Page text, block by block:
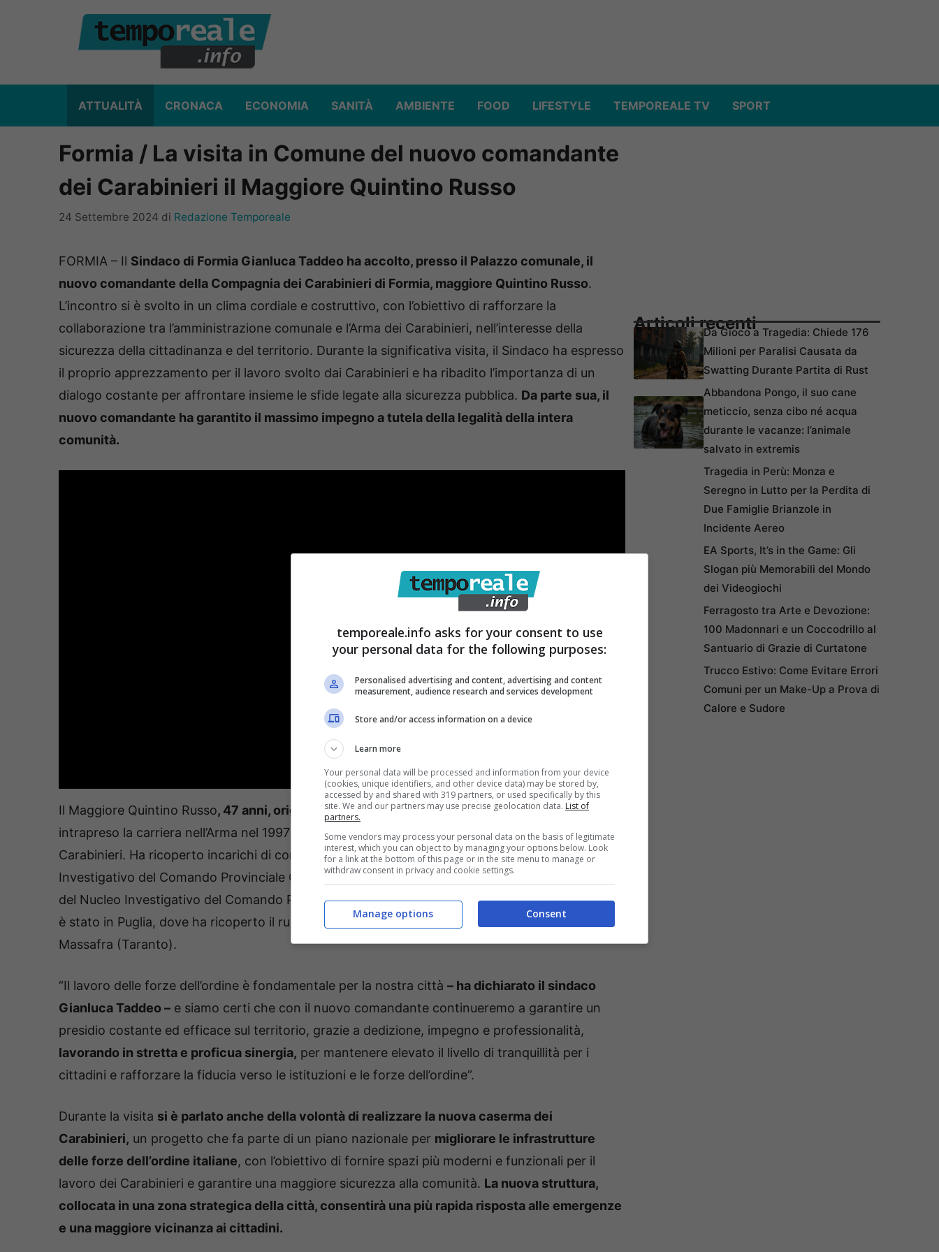
ATTUALITÀ CRONACA ECONOMIA SANITÀ AMBIENTE FOOD LIFESTYLE TEMPOREALE TV SPORT
Formia / La visita in Comune del nuovo comandante
dei Carabinieri il Maggiore Quintino Russo
24 Settembre 2024 di Redazione Temporeale
FORMIA – Il Sindaco di Formia Gianluca Taddeo ha accolto, presso il Palazzo comunale, il
nuovo comandante della Compagnia dei Carabinieri di Formia, maggiore Quintino Russo.
L’incontro si è svolto in un clima cordiale e costruttivo, con l’obiettivo di rafforzare la
collaborazione tra l’amministrazione comunale e l’Arma dei Carabinieri, nell’interesse della
sicurezza della cittadinanza e del territorio. Durante la significativa visita, il Sindaco ha espresso
il proprio apprezzamento per il lavoro svolto dai Carabinieri e ha ribadito l’importanza di un
dialogo costante per affrontare insieme le sfide legate alla sicurezza pubblica. Da parte sua, il
nuovo comandante ha garantito il massimo impegno a tutela della legalità della intera
comunità.
Il Maggiore Quintino Russo, 47 anni, originario di Mercato San Severino (Salerno) , ha
intrapreso la carriera nell’Arma nel 1997 e, dal 2008, il percorso professionale da Ufficiale dei
Carabinieri. Ha ricoperto incarichi di comando presso la Compagnia di Triggiano (BA), il Nucleo
Investigativo del Comando Provinciale Carabinieri di Bari, per poi giungere in Irpinia alla guida
del Nucleo Investigativo del Comando Provinciale di Avellino. Il suo ultimo incarico professionale
è stato in Puglia, dove ha ricoperto il ruolo di comandante della Compagnia Carabinieri di
Massafra (Taranto).
“Il lavoro delle forze dell’ordine è fondamentale per la nostra città – ha dichiarato il sindaco
Gianluca Taddeo – e siamo certi che con il nuovo comandante continueremo a garantire un
presidio costante ed efficace sul territorio, grazie a dedizione, impegno e professionalità,
lavorando in stretta e proficua sinergia, per mantenere elevato il livello di tranquillità per i
cittadini e rafforzare la fiducia verso le istituzioni e le forze dell’ordine”.
Durante la visita si è parlato anche della volontà di realizzare la nuova caserma dei
Carabinieri, un progetto che fa parte di un piano nazionale per migliorare le infrastrutture
delle forze dell’ordine italiane, con l’obiettivo di fornire spazi più moderni e funzionali per il
lavoro dei Carabinieri e garantire una maggiore sicurezza alla comunità. La nuova struttura,
collocata in una zona strategica della città, consentirà una più rapida risposta alle emergenze
e una maggiore vicinanza ai cittadini.
Articoli recentiDa Gioco a Tragedia: Chiede 176
Milioni per Paralisi Causata da
Swatting Durante Partita di Rust
Abbandona Pongo, il suo cane
meticcio, senza cibo né acqua
durante le vacanze: l’animale
salvato in extremis
Tragedia in Perù: Monza e
Seregno in Lutto per la Perdita di
Due Famiglie Brianzole in
Incidente Aereo
EA Sports, It’s in the Game: Gli
Slogan più Memorabili del Mondo
dei Videogiochi
Ferragosto tra Arte e Devozione:
100 Madonnari e un Coccodrillo al
Santuario di Grazie di Curtatone
Trucco Estivo: Come Evitare Errori
Comuni per un Make-Up a Prova di
Calore e Sudore
temporeale.info asks for your consent to use
your personal data for the following purposes:
Personalised advertising and content, advertising and content
measurement, audience research and services development
Store and/or access information on a device
Learn more
Your personal data will be processed and information from your device
(cookies, unique identifiers, and other device data) may be stored by,
accessed by and shared with 319 partners, or used specifically by this
site. We and our partners may use precise geolocation data. List of
partners.
Some vendors may process your personal data on the basis of legitimate
interest, which you can object to by managing your options below. Look
for a link at the bottom of this page or in the site menu to manage or
withdraw consent in privacy and cookie settings.
Consent
Manage options